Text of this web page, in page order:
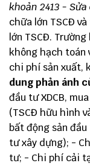
khoản 2413 -
chữa lớn TSCĐ
lớn TSCĐ.
không hạch toán
chi phí sản xuất,
dung phản ánh
đầu tư XDCB,
(TSCĐ hữu hình
bất động sản
tư xây dựng); -
tư; - Chi phí cải